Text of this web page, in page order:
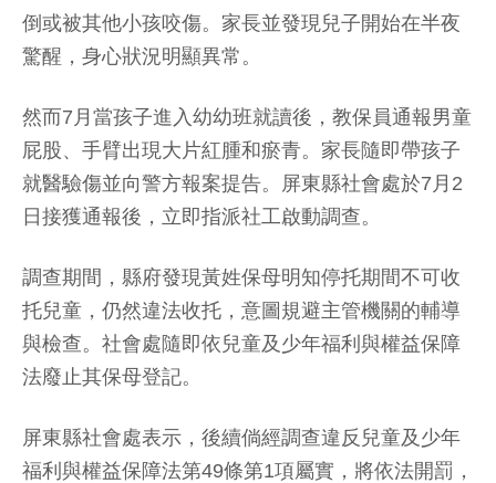
倒或被其他小孩咬傷。家長並發現兒子開始在半夜
驚醒，身心狀況明顯異常。
然而7月當孩子進入幼幼班就讀後，教保員通報男童
屁股、手臂出現大片紅腫和瘀青。家長隨即帶孩子
就醫驗傷並向警方報案提告。屏東縣社會處於7月2
日接獲通報後，立即指派社工啟動調查。
調查期間，縣府發現黃姓保母明知停托期間不可收
托兒童，仍然違法收托，意圖規避主管機關的輔導
與檢查。社會處隨即依兒童及少年福利與權益保障
法廢止其保母登記。
屏東縣社會處表示，後續倘經調查違反兒童及少年
福利與權益保障法第49條第1項屬實，將依法開罰，